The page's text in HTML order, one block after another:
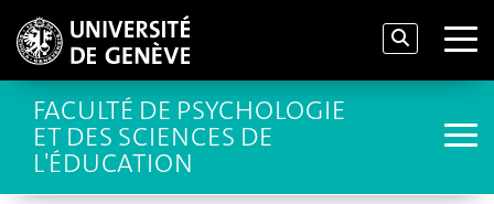
FACULTÉ DE PSYCHOLOGIE
ET DES SCIENCES DE
L'ÉDUCATION